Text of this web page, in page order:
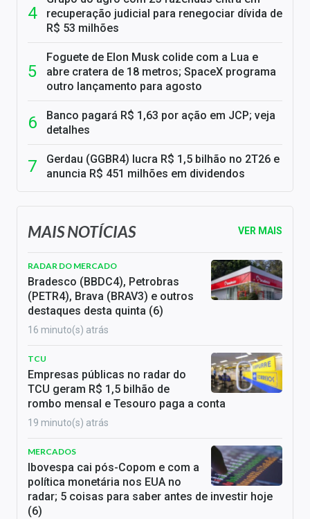
recuperação judicial para renegociar dívida de
R$ 53 milhões
Foguete de Elon Musk colide com a Lua e
abre cratera de 18 metros; SpaceX programa
outro lançamento para agosto
Banco pagará R$ 1,63 por ação em JCP; veja
detalhes
Gerdau (GGBR4) lucra R$ 1,5 bilhão no 2T26 e
anuncia R$ 451 milhões em dividendos
MAIS NOTÍCIAS VER MAIS
RADAR DO MERCADO
Bradesco (BBDC4), Petrobras
(PETR4), Brava (BRAV3) e outros
destaques desta quinta (6)
16 minuto(s) atrás
TCU
Empresas públicas no radar do
TCU geram R$ 1,5 bilhão de
rombo mensal e Tesouro paga a conta
19 minuto(s) atrás
MERCADOS
Ibovespa cai pós-Copom e com a
política monetária nos EUA no
radar; 5 coisas para saber antes de investir hoje
(6)